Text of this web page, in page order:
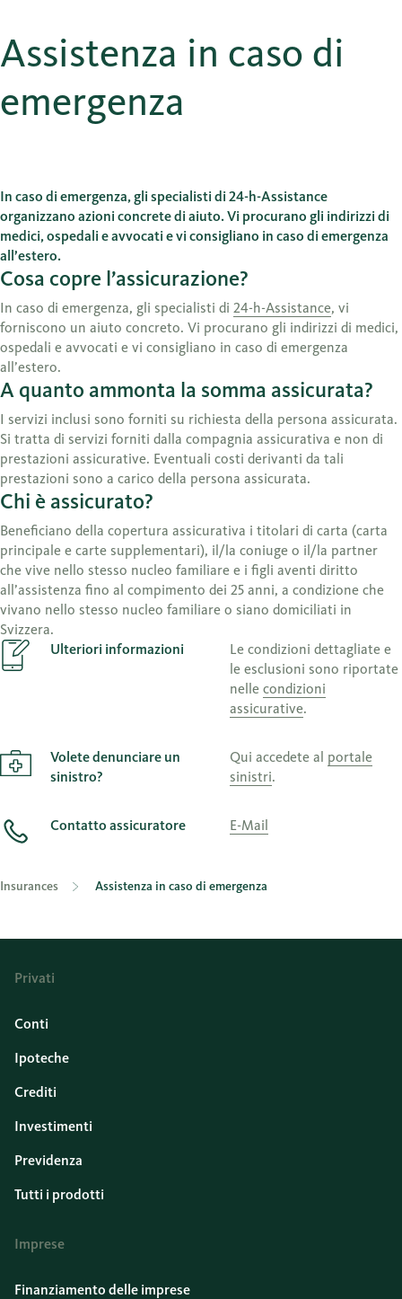
Assistenza in caso di
emergenza
In caso di emergenza, gli specialisti di 24-h-Assistance
organizzano azioni concrete di aiuto. Vi procurano gli indirizzi di
medici, ospedali e avvocati e vi consigliano in caso di emergenza
all’estero.
Cosa copre l’assicurazione?
In caso di emergenza, gli specialisti di 24-h-Assistance, vi
forniscono un aiuto concreto. Vi procurano gli indirizzi di medici,
ospedali e avvocati e vi consigliano in caso di emergenza
all’estero.
A quanto ammonta la somma assicurata?
I servizi inclusi sono forniti su richiesta della persona assicurata.
Si tratta di servizi forniti dalla compagnia assicurativa e non di
prestazioni assicurative. Eventuali costi derivanti da tali
prestazioni sono a carico della persona assicurata.
Chi è assicurato?
Beneficiano della copertura assicurativa i titolari di carta (carta
principale e carte supplementari), il/la coniuge o il/la partner
che vive nello stesso nucleo familiare e i figli aventi diritto
all’assistenza fino al compimento dei 25 anni, a condizione che
vivano nello stesso nucleo familiare o siano domiciliati in
Svizzera.
Ulteriori informazioni
Le condizioni dettagliate e
le esclusioni sono riportate
nelle condizioni
assicurative.
Volete denunciare un
sinistro?
Qui accedete al portale
sinistri.
Contatto assicuratore E-Mail
Insurances Assistenza in caso di emergenza
Privati
Conti
Ipoteche
Crediti
Investimenti
Previdenza
Tutti i prodotti
Imprese
Finanziamento delle imprese